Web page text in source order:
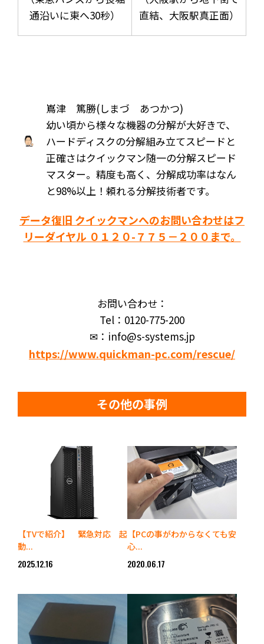
通沿いに東へ30秒）
直結、大阪駅真正面）
嶌津 篤勝(しまづ あつかつ)
幼い頃から様々な機器の分解が大好きで、
ハードディスクの分解組み立てスピードと
正確さはクイックマン随一の分解スピード
マスター。精度も高く、分解成功率はなん
と98%以上！頼れる分解技術者です。
データ復旧 クイックマンへのお問い合わせはフ
リーダイヤル ０１２０-７７５－２００まで。
お問い合わせ：
Tel：0120-775-200
✉：info@s-systems.jp
https://www.quickman-pc.com/rescue/
その他の事例
【TVで紹介】 緊急対応 起
動...
2025.12.16
【PCの事がわからなくても安
心...
2020.06.17